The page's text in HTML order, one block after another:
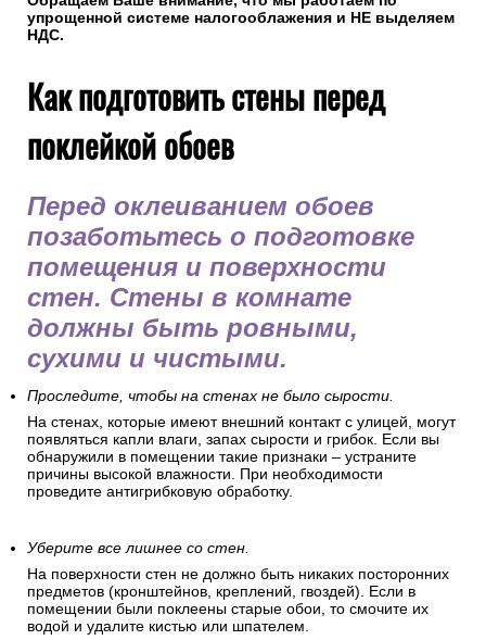
упрощенной системе налогооблажения и НЕ выделяем
НДС.
Как подготовить стены перед
поклейкой обоев
Перед оклеиванием обоев
позаботьтесь о подготовке
помещения и поверхности
стен. Стены в комнате
должны быть ровными,
сухими и чистыми.
Проследите, чтобы на стенах не было сырости.
На стенах, которые имеют внешний контакт с улицей, могут
появляться капли влаги, запах сырости и грибок. Если вы
обнаружили в помещении такие признаки – устраните
причины высокой влажности. При необходимости
проведите антигрибковую обработку.
Уберите все лишнее со стен.
На поверхности стен не должно быть никаких посторонних
предметов (кронштейнов, креплений, гвоздей). Если в
помещении были поклеены старые обои, то смочите их
водой и удалите кистью или шпателем.